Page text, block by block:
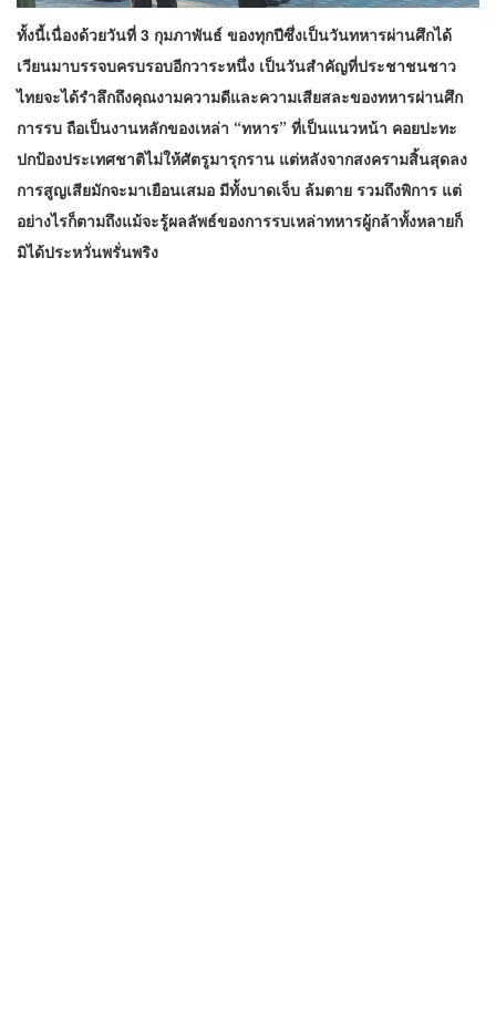
ทั้งนี้เนื่องด้วยวันที่ 3 กุมภาพันธ์ ของทุกปีซึ่งเป็นวันทหารผ่านศึกได้
เวียนมาบรรจบครบรอบอีกวาระหนึ่ง เป็นวันสำคัญที่ประชาชนชาว
ไทยจะได้รำลึกถึงคุณงามความดีและความเสียสละของทหารผ่านศึก
การรบ ถือเป็นงานหลักของเหล่า “ทหาร” ที่เป็นแนวหน้า คอยปะทะ
ปกป้องประเทศชาติไม่ให้ศัตรูมารุกราน แต่หลังจากสงครามสิ้นสุดลง
การสูญเสียมักจะมาเยือนเสมอ มีทั้งบาดเจ็บ ล้มตาย รวมถึงพิการ แต่
อย่างไรก็ตามถึงแม้จะรู้ผลลัพธ์ของการรบเหล่าทหารผู้กล้าทั้งหลายก็
มิได้ประหวั่นพรั่นพริง